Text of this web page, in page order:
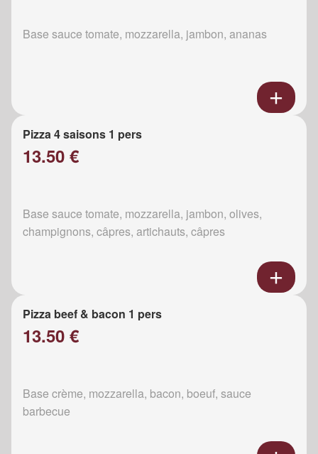
Base sauce tomate, mozzarella, jambon, ananas
Pizza 4 saisons 1 pers
13.50 €
Base sauce tomate, mozzarella, jambon, olives,
champignons, câpres, artichauts, câpres
Pizza beef & bacon 1 pers
13.50 €
Base crème, mozzarella, bacon, boeuf, sauce
barbecue